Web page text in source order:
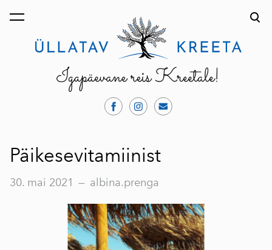
lisati ostukorvi. Vaata ostukorvi
Päikesevitamiinist
30. mai 2021 — albina.prenga